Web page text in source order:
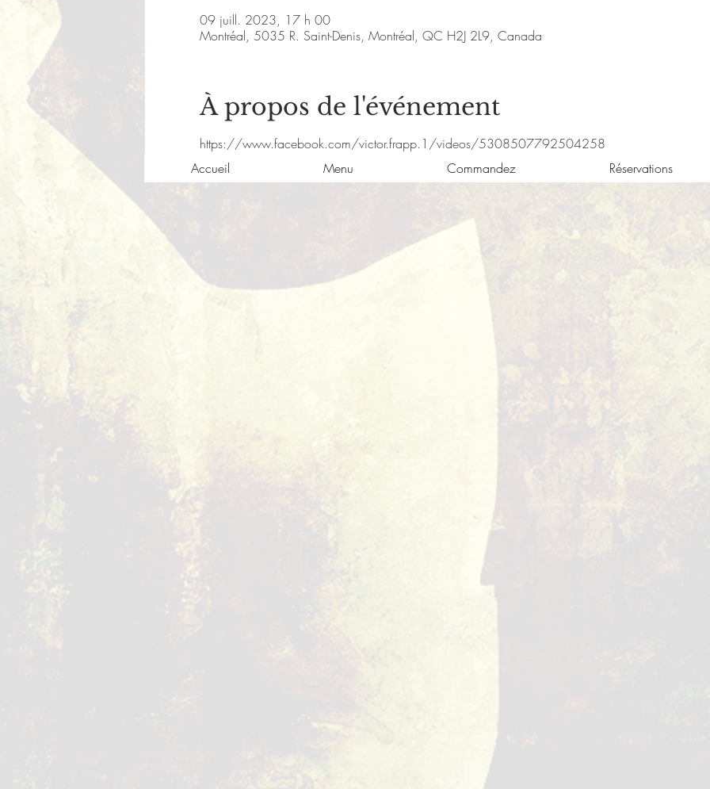
09 juill. 2023, 17 h 00
Montréal, 5035 R. Saint-Denis, Montréal, QC H2J 2L9, Canada
À propos de l'événement
https://www.facebook.com/victor.frapp.1/videos/5308507792504258
Accueil
Menu Commandez Réservations